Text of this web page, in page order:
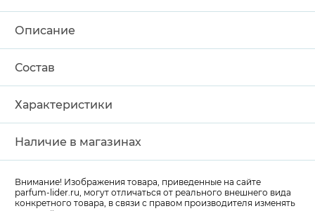
Описание
Состав
Характеристики
Наличие в магазинах
Внимание! Изображения товара, приведенные на сайте
parfum-lider.ru, могут отличаться от реального внешнего вида
конкретного товара, в связи с правом производителя изменять